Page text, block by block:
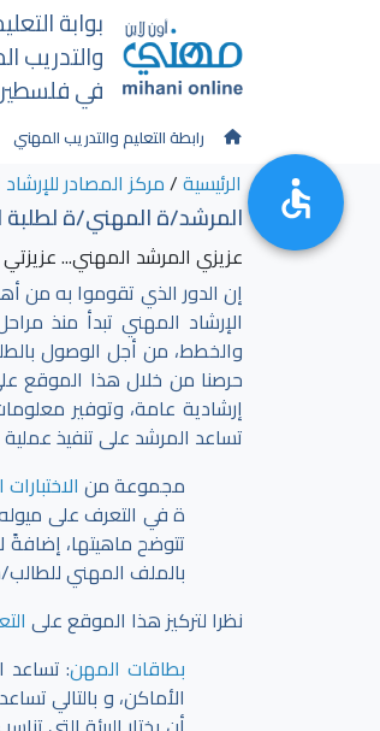
بوابة
والتدريب
في
رابطة التعليم والتدريب المهني
الرئيسية/مركز المصادر
المرشد/ة المهني/ة لطلبة
عزيزي المرشد المهني...
إن الدور الذي تقوموا به من
الإرشاد المهني تبدأ منذ
والخطط، من أجل الوصول
حرصنا من خلال هذا الموقع
إرشادية عامة، وتوفير
تساعد المرشد على تنفيذ
مجموعة من
ة في التعرف على ميوله/
تتوضح ماهيتها، إضافةً
بالملف المهني
نظرا لتركيز هذا الموقع على
بطاقات المهن: تساعد
الأماكن، و بالتالي